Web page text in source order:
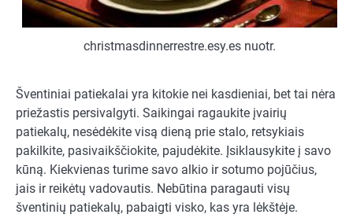
christmasdinnerrestre.esy.es nuotr.
Šventiniai patiekalai yra kitokie nei kasdieniai, bet tai nėra
priežastis persivalgyti. Saikingai ragaukite įvairių
patiekalų, nesėdėkite visą dieną prie stalo, retsykiais
pakilkite, pasivaikščiokite, pajudėkite. Įsiklausykite į savo
kūną. Kiekvienas turime savo alkio ir sotumo pojūčius,
jais ir reikėtų vadovautis. Nebūtina paragauti visų
šventinių patiekalų, pabaigti visko, kas yra lėkštėje.